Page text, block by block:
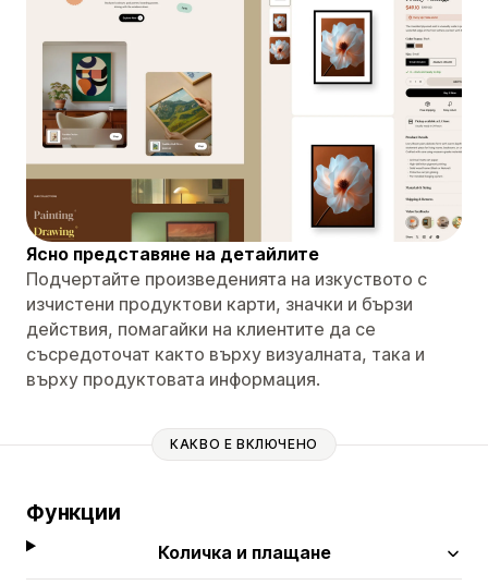
Ясно представяне на детайлите
Подчертайте произведенията на изкуството с
изчистени продуктови карти, значки и бързи
действия, помагайки на клиентите да се
съсредоточат както върху визуалната, така и
върху продуктовата информация.
КАКВО Е ВКЛЮЧЕНО
Функции
Количка и плащане